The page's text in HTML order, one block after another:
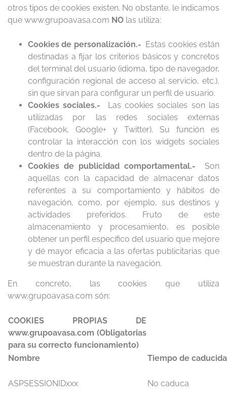
otros tipos de cookies existen. No obstante, le indicamos
que www.grupoavasa.com NO las utiliza:
Cookies de personalización.- Estas cookies están
destinadas a fijar los criterios básicos y concretos
del terminal del usuario (idioma, tipo de navegador,
configuración regional de acceso al servicio, etc.),
sin que sirvan para configurar un perfil de usuario.
Cookies sociales.-
Las cookies sociales son las
utilizadas por las redes sociales externas
(Facebook, Google+ y Twitter). Su función es
controlar la interacción con los widgets sociales
dentro de la página.
Cookies de publicidad comportamental.-
Son
aquellas con la capacidad de almacenar datos
referentes a su comportamiento y hábitos de
navegación, como, por ejemplo, sus destinos y
actividades preferidos. Fruto de este
almacenamiento y procesamiento, es posible
obtener un perfil específico del usuario que mejore
y dé mayor eficacia a las ofertas publicitarias que
se muestran durante la navegación.
En concreto, las cookies que utiliza
www.grupoavasa.com són:
COOKIES PROPIAS DE
www.grupoavasa.com (Obligatorias
para su correcto funcionamiento)
Nombre
Tiempo de
ASPSESSIONIDxxx No caduca